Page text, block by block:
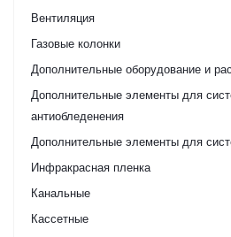
Вентиляция
Газовые колонки
Дополнительные оборудование и
Дополнительные элементы для
антиобледенения
Дополнительные элементы для
Инфракрасная пленка
Канальные
Кассетные